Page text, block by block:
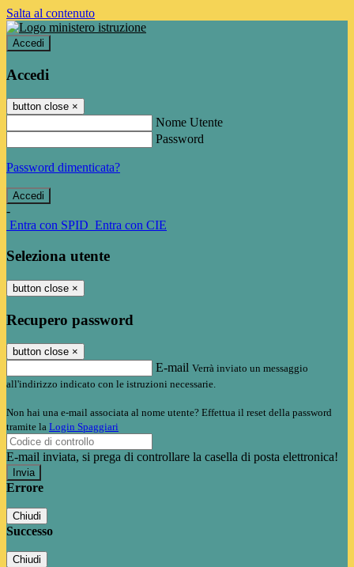
Salta al contenuto
Accedi
Accedi
button close ×
Nome Utente
Password
Password dimenticata?
-
Entra con SPID Entra con CIE
Seleziona utente
button close ×
Recupero password
button close ×
E-mail Verrà inviato un messaggio
all'indirizzo indicato con le istruzioni necessarie.
Non hai una e-mail associata al nome utente? Effettua il reset della password
tramite la Login Spaggiari
E-mail inviata, si prega di controllare la casella di posta elettronica!
Errore
Chiudi
Successo
Chiudi